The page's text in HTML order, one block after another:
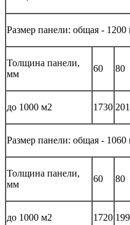
Размер панели: общая -
Толщина панели,
мм
60 80
до 1000 м2 1730
Размер панели: общая -
Толщина панели,
мм
60 80
до 1000 м2 1720